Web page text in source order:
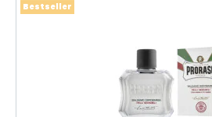
Bestseller